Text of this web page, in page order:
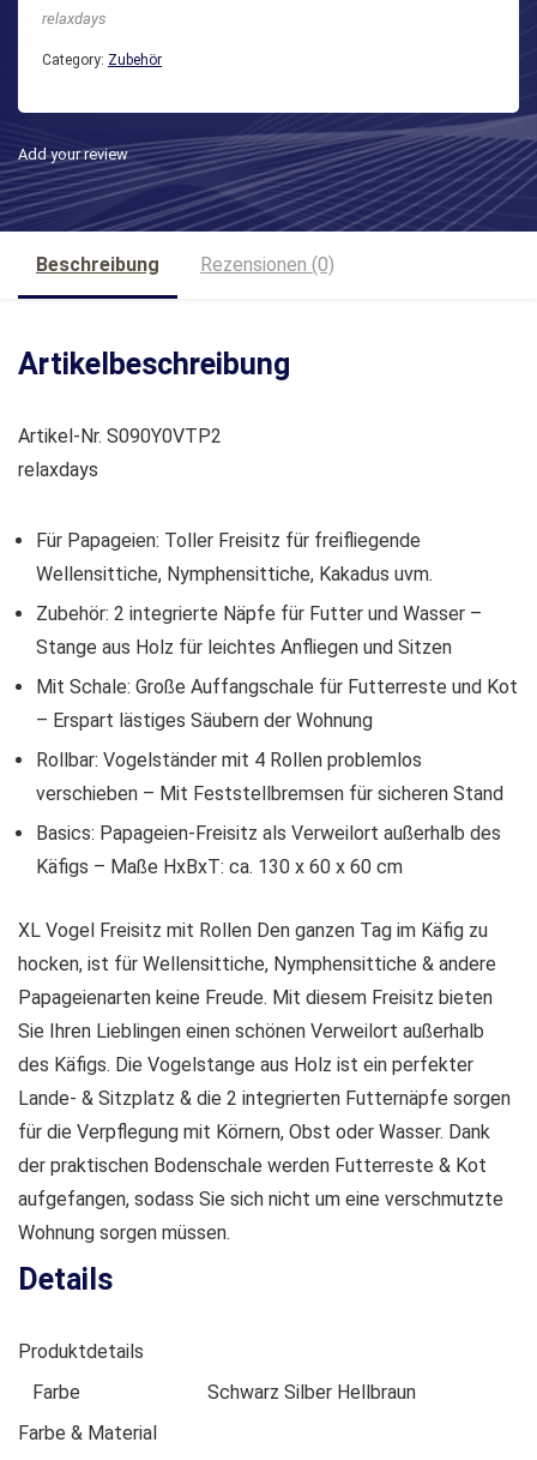
relaxdays
Category: Zubehör
Add your review
Beschreibung Rezensionen (0)
Artikelbeschreibung
Artikel-Nr. S090Y0VTP2
relaxdays
Für Papageien: Toller Freisitz für freifliegende
Wellensittiche, Nymphensittiche, Kakadus uvm.
Zubehör: 2 integrierte Näpfe für Futter und Wasser –
Stange aus Holz für leichtes Anfliegen und Sitzen
Mit Schale: Große Auffangschale für Futterreste und Kot
– Erspart lästiges Säubern der Wohnung
Rollbar: Vogelständer mit 4 Rollen problemlos
verschieben – Mit Feststellbremsen für sicheren Stand
Basics: Papageien-Freisitz als Verweilort außerhalb des
Käfigs – Maße HxBxT: ca. 130 x 60 x 60 cm
XL Vogel Freisitz mit Rollen Den ganzen Tag im Käfig zu
hocken, ist für Wellensittiche, Nymphensittiche & andere
Papageienarten keine Freude. Mit diesem Freisitz bieten
Sie Ihren Lieblingen einen schönen Verweilort außerhalb
des Käfigs. Die Vogelstange aus Holz ist ein perfekter
Lande- & Sitzplatz & die 2 integrierten Futternäpfe sorgen
für die Verpflegung mit Körnern, Obst oder Wasser. Dank
der praktischen Bodenschale werden Futterreste & Kot
aufgefangen, sodass Sie sich nicht um eine verschmutzte
Wohnung sorgen müssen.
Details
Produktdetails
Farbe
Schwarz Silber Hellbraun
Farbe & Material